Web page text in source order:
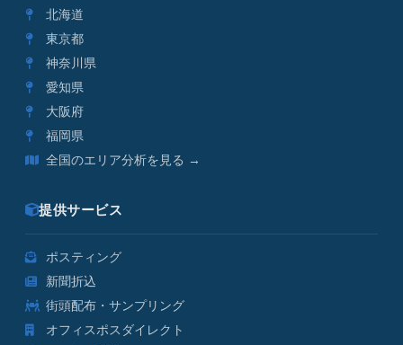
北海道
東京都
神奈川県
愛知県
大阪府
福岡県
全国のエリア分析を見る →
提供サービス
ポスティング
新聞折込
街頭配布・サンプリング
オフィスポスダイレクト